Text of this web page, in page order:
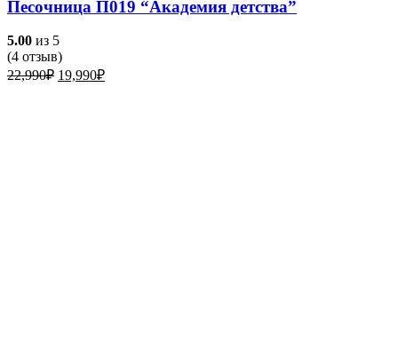
Песочница П019 “Академия детства”
5.00 из 5
(4 отзыв)
22,990₽ Первоначальная
19,990₽Текущая